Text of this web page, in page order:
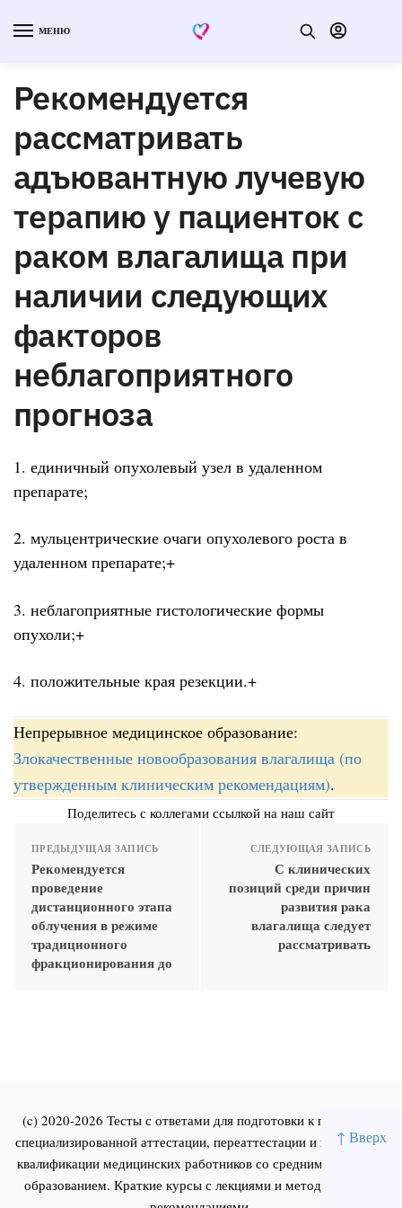
↑ Вверх
МЕНЮ
Рекомендуется
рассматривать
адъювантную лучевую
терапию у пациенток с
раком влагалища при
наличии следующих
факторов
неблагоприятного
прогноза
1. единичный опухолевый узел в удаленном
препарате;
2. мульцентрические очаги опухолевого роста в
удаленном препарате;+
3. неблагоприятные гистологические формы
опухоли;+
4. положительные края резекции.+
Непрерывное медицинское образование:
Злокачественные новообразования влагалища (по
утвержденным клиническим рекомендациям).
Поделитесь с коллегами ссылкой на наш сайт
ПРЕДЫДУЩАЯ ЗАПИСЬ
Рекомендуется
проведение
дистанционного этапа
облучения в режиме
традиционного
фракционирования до
СЛЕДУЮЩАЯ ЗАПИСЬ
С клинических
позиций среди причин
развития рака
влагалища следует
рассматривать
(c) 2020-2026 Тесты с ответами для подготовки к первичной
специализированной аттестации, переаттестации и повышения
квалификации медицинских работников со средним и высшим
образованием. Краткие курсы с лекциями и методическими